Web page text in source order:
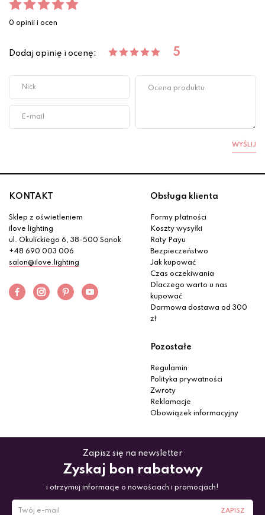
0 opinii i ocen
Dodaj opinię i ocenę: 5
WYŚLIJ
KONTAKT
Sklep z oświetleniem
ilove lighting
ul. Okulickiego 6, 38-500 Sanok
+48 690 003 006
salon@ilove.lighting
Obsługa klienta
Formy płatności
Koszty wysyłki
Raty Payu
Bezpieczeństwo
Jak kupować
Czas oczekiwania
Dlaczego warto u nas
kupować
Darmowa dostawa od 300
zł
Pozostałe
Regulamin
Polityka prywatności
Zwroty
Reklamacje
Obowiązek informacyjny
Zapisz się na newsletter
Zyskaj bon rabatowy
i otrzymuj informacje o nowościach i promocjach!
ZAPISZ